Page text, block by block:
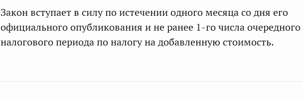
Закон вступает в силу по истечении одного месяца со дня его
официального опубликования и не ранее 1-го числа очередного
налогового периода по налогу на добавленную стоимость.